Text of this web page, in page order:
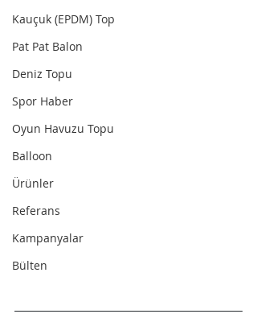
Kauçuk (EPDM) Top
Pat Pat Balon
Deniz Topu
Spor Haber
Oyun Havuzu Topu
Balloon
Ürünler
Referans
Kampanyalar
Bülten